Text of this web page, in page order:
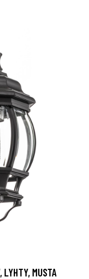
LYHTY, MUSTA